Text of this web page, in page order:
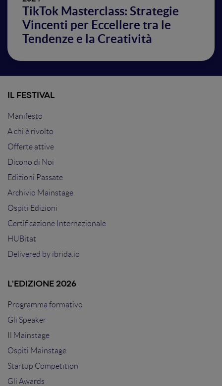
TikTok Masterclass: Strategie
Vincenti per Eccellere tra le
Tendenze e la Creatività
IL FESTIVAL
Manifesto
A chi è rivolto
Offerte attive
Dicono di Noi
Edizioni Passate
Archivio Mainstage
Ospiti Edizioni
Certificazione Internazionale
HUBitat
Delivered by ibrida.io
L'EDIZIONE 2026
Programma formativo
Gli Speaker
Il Mainstage
Ospiti Mainstage
Startup Competition
Gli Awards